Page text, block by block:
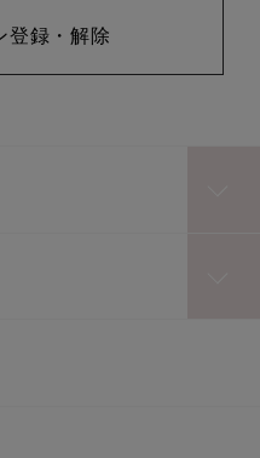
登録・解除